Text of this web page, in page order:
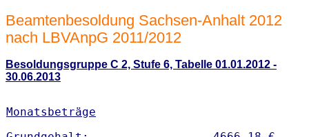
Beamtenbesoldung Sachsen-Anhalt 2012
nach LBVAnpG 2011/2012
Besoldungsgruppe C 2, Stufe 6, Tabelle 01.01.2012 -
30.06.2013
Monatsbeträge